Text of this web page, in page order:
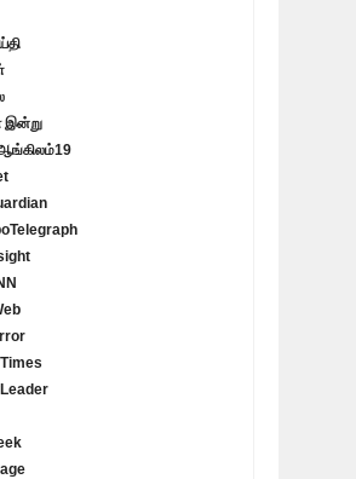
இன்று
19